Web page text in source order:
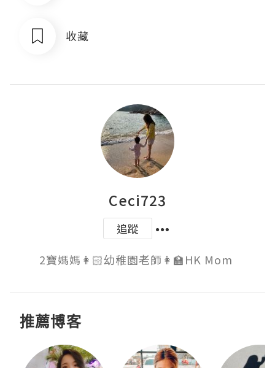
收藏
Ceci723
追蹤
推薦博客